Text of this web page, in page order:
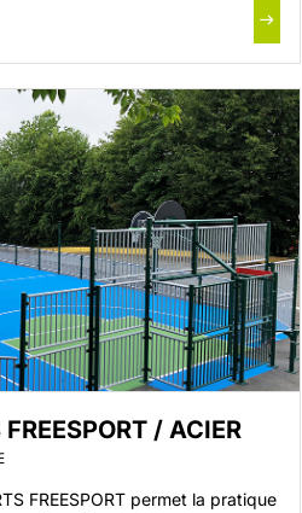
Hand, Basket) 1 Panneau
1 […]
/ ACIER
FREESPORT permet la pratique